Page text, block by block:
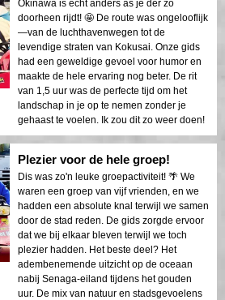
Okinawa is echt anders as je der zo
doorheen rijdt! 🤩 De route was ongelooflijk
—van de luchthavenwegen tot de
levendige straten van Kokusai. Onze gids
had een geweldige gevoel voor humor en
maakte de hele ervaring nog beter. De rit
van 1,5 uur was de perfecte tijd om het
landschap in je op te nemen zonder je
gehaast te voelen. Ik zou dit zo weer doen!
Plezier voor de hele groep!
Dis was zo'n leuke groepactiviteit! 🌴 We
waren een groep van vijf vrienden, en we
hadden een absolute knal terwijl we samen
door de stad reden. De gids zorgde ervoor
dat we bij elkaar bleven terwijl we toch
plezier hadden. Het beste deel? Het
adembenemende uitzicht op de oceaan
nabij Senaga-eiland tijdens het gouden
uur. De mix van natuur en stadsgevoelens